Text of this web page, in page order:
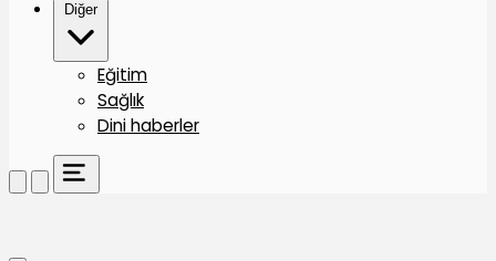
Diğer
Eğitim
Sağlık
Dini haberler